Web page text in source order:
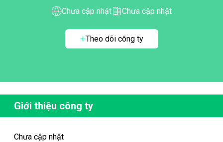
Chưa cập nhật Chưa cập nhật
Theo dõi công ty
Giới thiệu công ty
Chưa cập nhật